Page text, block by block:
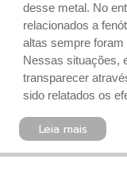
desse metal. No
relacionados a
altas sempre foram
Nessas situações,
transparecer
sido relatados os
Leia mais